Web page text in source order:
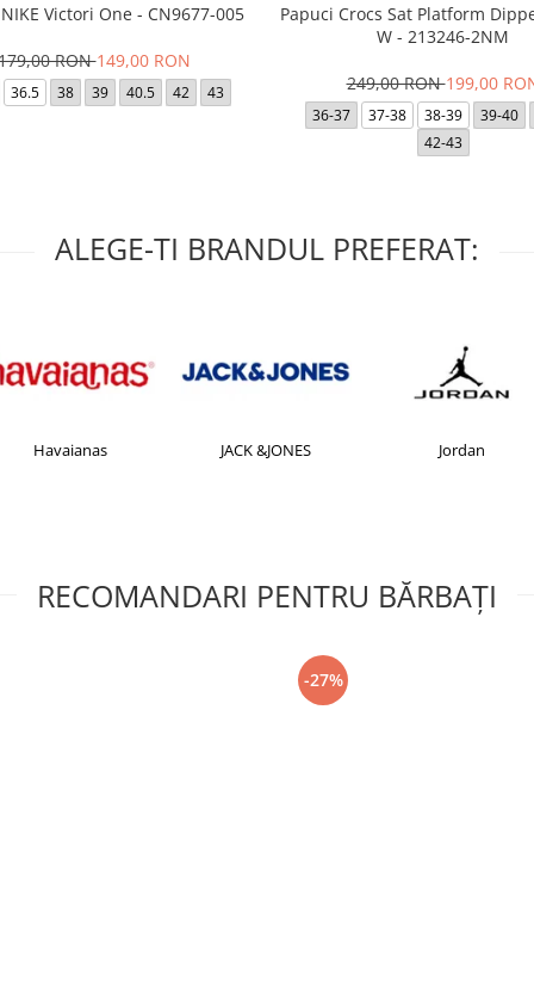
Victori One - CN9677-005
RON149,00 RON
36.5 38 39 40.5 42 43
Papuci Crocs Sat Platform
W - 213246-2NM
249,00 RON199,00
36-37 37-38 38-39 39-40
42-43
ALEGE-TI BRANDUL PREFERAT:
Havaianas JACK &JONES Jordan
RECOMANDARI PENTRU BĂRBAŢI
-27%